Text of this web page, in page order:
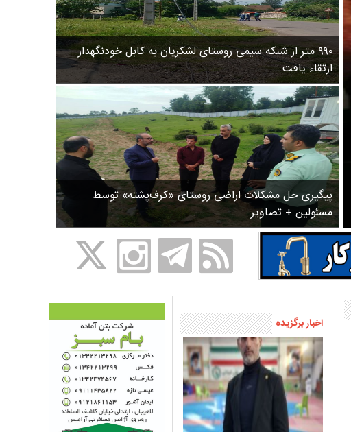
۹۹۰ متر از شبکه سیمی روستای لشکریان به کابل خودنگهدار
ارتقاء یافت
پیگیری حل مشکلات اراضی روستای «کرف‌پشته» توسط
مسئولین + تصاویر
اخبار برگزیده